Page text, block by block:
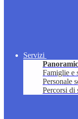
Servizi
Famiglie e
Personale
Percorsi di